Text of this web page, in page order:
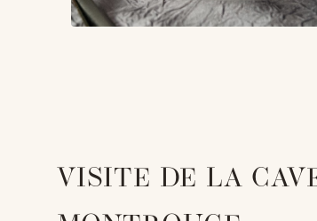
VISITE DE LA